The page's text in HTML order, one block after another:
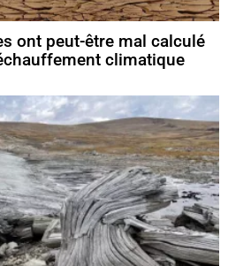
ont peut-être mal calculé
climatique